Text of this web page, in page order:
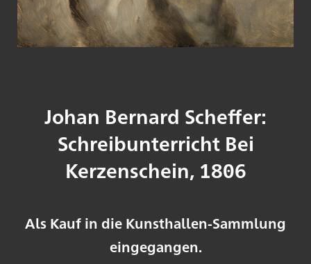
Johan Bernard Scheffer:
Schreibunterricht Bei
Kerzenschein, 1806
Als Kauf in die Kunsthallen-Sammlung
eingegangen.